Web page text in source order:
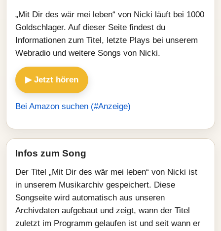
„Mit Dir des wär mei leben“ von Nicki läuft bei 1000
Goldschlager. Auf dieser Seite findest du
Informationen zum Titel, letzte Plays bei unserem
Webradio und weitere Songs von Nicki.
▶ Jetzt hören
Bei Amazon suchen (#Anzeige)
Infos zum Song
Der Titel „Mit Dir des wär mei leben“ von Nicki ist
in unserem Musikarchiv gespeichert. Diese
Songseite wird automatisch aus unseren
Archivdaten aufgebaut und zeigt, wann der Titel
zuletzt im Programm gelaufen ist und seit wann er